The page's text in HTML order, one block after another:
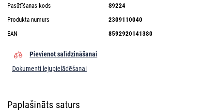
Pasūtīšanas kods
S9224
Produkta numurs
2309110040
EAN
8592920141380
Pievienot salīdzināšanai
Dokumenti lejupielādēšanai
Paplašināts saturs